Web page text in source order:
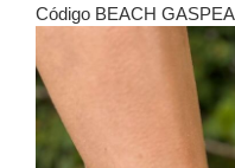
Código BEACH